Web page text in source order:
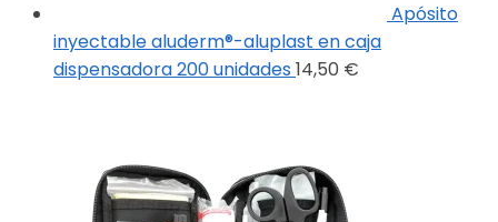
Apósito
inyectable aluderm®-aluplast en caja
dispensadora 200 unidades 14,50 €